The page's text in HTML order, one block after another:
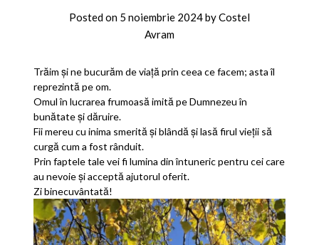
Posted on 5 noiembrie 2024byCostel
Avram
Trăim și ne bucurăm de viață prin ceea ce facem; asta îl
reprezintă pe om.
Omul în lucrarea frumoasă imită pe Dumnezeu în
bunătate și dăruire.
Fii mereu cu inima smerită și blândă și lasă firul vieții să
curgă cum a fost rânduit.
Prin faptele tale vei fi lumina din întuneric pentru cei care
au nevoie și acceptă ajutorul oferit.
Zi binecuvântată!